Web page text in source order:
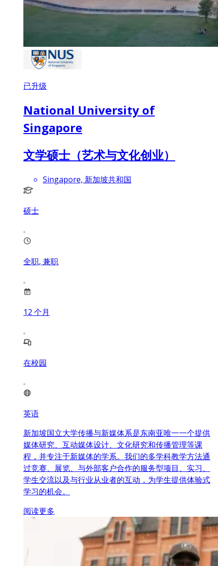
已升级
National University of
Singapore
文学硕士（艺术与文化创业）
Singapore, 新加坡共和国
硕士
全职, 兼职
12 个月
在校园
英语
新加坡国立大学传播与新媒体系是东南亚唯一一个提供
媒体研究、互动媒体设计、文化研究和传播管理等课
程，并专注于新媒体的学系。我们的多学科教学方法通
过竞赛、展览、与外部客户合作的服务型项目、实习、
学生交流以及与行业从业者的互动，为学生提供体验式
学习的机会。
阅读更多